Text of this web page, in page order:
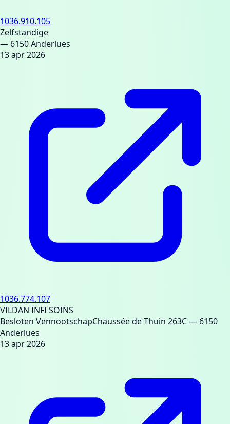
1036.910.105
Zelfstandige
— 6150 Anderlues
13 apr 2026
1036.774.107
VILDAN INFI SOINS
Besloten VennootschapChaussée de Thuin 263C— 6150
Anderlues
13 apr 2026